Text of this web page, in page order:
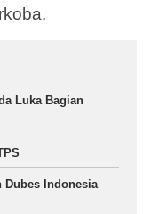
Luka Bagian
Dubes Indonesia